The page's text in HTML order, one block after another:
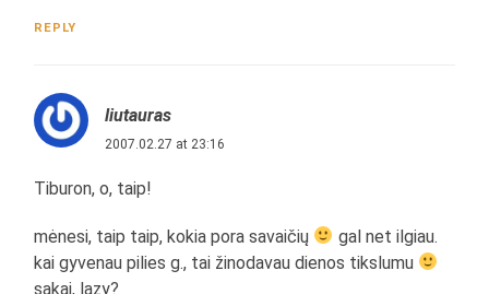
REPLY
liutauras
2007.02.27 at 23:16
Tiburon, o, taip!
mėnesi, taip taip, kokia pora savaičių
gal net ilgiau.
kai gyvenau pilies g., tai žinodavau dienos tikslumu
sakai, lazy?